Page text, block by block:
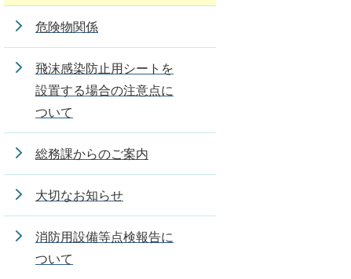
危険物関係
飛沫感染防止用シートを
設置する場合の注意点に
ついて
総務課からのご案内
大切なお知らせ
消防用設備等点検報告に
ついて